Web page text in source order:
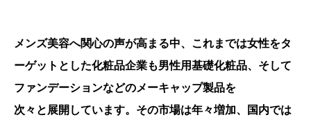
メンズ美容へ関心の声が高まる中、これまでは女性をタ
ーゲットとした化粧品企業も男性用基礎化粧品、そして
ファンデーションなどのメーキャップ製品を
次々と展開しています。その市場は年々増加、国内では